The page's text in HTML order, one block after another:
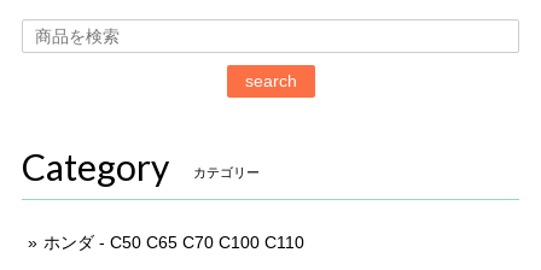
search
Category カテゴリー
ホンダ - C50 C65 C70 C100 C110